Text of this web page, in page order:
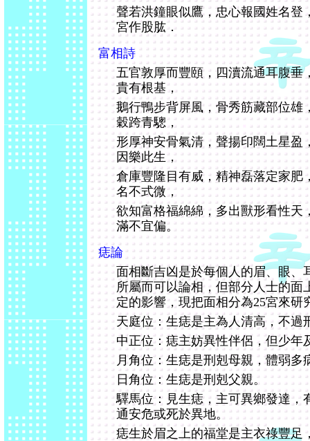
聲若洪鐘眼似鷹，忠心報國姓名登
宮作股肱．
富相詩
五官敦厚而豐頤，四瀆流通耳腹
貴有根基，
鵝行鴨步背屏風，骨秀筋藏部位雄
穀跨青驄，
形厚神安骨氣清，聲揚印闊土星盈
因樂此生，
倉庫豐隆目有威，精神磊落定家肥
名不式微，
欲知富格福綿綿，多出獸形看性天
滿不宜偏。
痣論
面相斷吉凶是於每個人的眉、眼、
所屬而可以論相，但部分人士的面
定的影響，現把面相分為25宮來研
天庭位：生痣是主為人清高，不過
中正位：痣主妨異性伴侶，但少年
月角位：生痣是刑剋母親，體弱多
日角位：生痣是刑剋父親。
驛馬位：見生痣，主可異鄉發達，
通安危或死於異地。
痣生於眉之上的福堂是主衣祿豐足